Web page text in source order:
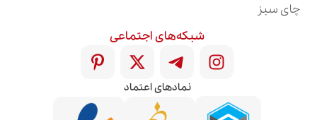
چای سبز
شبکه‌های اجتماعی
نمادهای اعتماد